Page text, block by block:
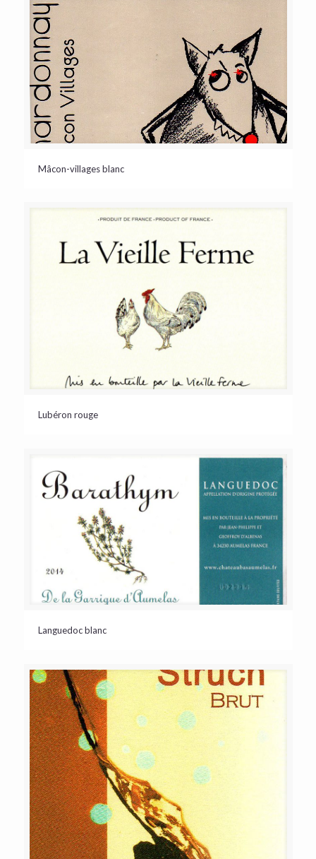
Mâcon-villages blanc
Lubéron rouge
Languedoc blanc